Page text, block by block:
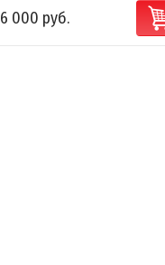
6 000 руб.